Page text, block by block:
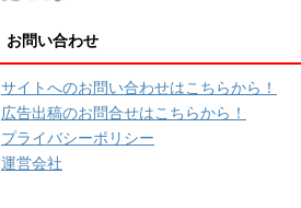
お問い合わせ
サイトへのお問い合わせはこちらから！
広告出稿のお問合せはこちらから！
プライバシーポリシー
運営会社